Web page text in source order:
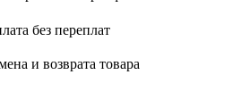
без переплат
и возврата товара